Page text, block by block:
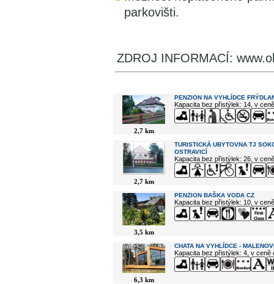
parkovišti.
ZDROJ INFORMACÍ:
2,7 km
PENZION NA VYHLÍDCE
Kapacita bez přistýlek: 14, v
2,7 km
TURISTICKÁ UBYTOVNA TJ
OSTRAVICÍ
Kapacita bez přistýlek: 26, v
3,5 km
PENZION BAŠKA VODA CZ
Kapacita bez přistýlek: 10, v
6,3 km
CHATA NA VYHLÍDCE -
Kapacita bez přistýlek: 4, v ceně